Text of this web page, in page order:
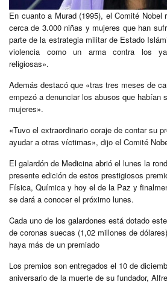
En cuanto a Murad (1995), el Comité Nobel
cerca de 3.000 niñas y mujeres que han
parte de la estrategia militar de Estado
violencia como un arma contra los
religiosas».
Además destacó que «tras tres meses de
empezó a denunciar los abusos que habían
mujeres».
«Tuvo el extraordinario coraje de contar su
ayudar a otras víctimas», dijo el Comité
El galardón de Medicina abrió el lunes la
presente edición de estos prestigiosos
Física, Química y hoy el de la Paz y
se dará a conocer el próximo lunes.
Cada uno de los galardones está dotado
de coronas suecas (1,02 millones de
haya más de un premiado
Los premios son entregados el 10 de
aniversario de la muerte de su fundador,